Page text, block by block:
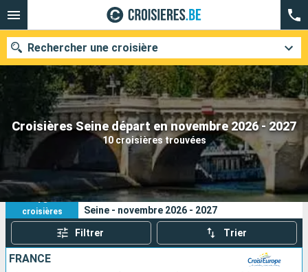
Croisières Seine départ en novembre 2026 - 2027
10 croisières trouvées
Rechercher une croisière
Nos destinations
Mois de départ
Ports Compagnies
Rechercher
10
croisières
Vos critères de recherche :
Seine - novembre 2026 - 2027
Filtrer Trier
FRANCE